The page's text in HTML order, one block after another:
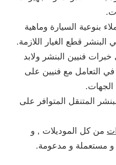
بنوعية السيارة وماهية
قطع الغيار اللازمة.
فنيين البنشر ولابد
التعامل مع فنيين على
المتنقل المتوافر على
من كل الموديلات , و
و مستعملة و مدعومة.